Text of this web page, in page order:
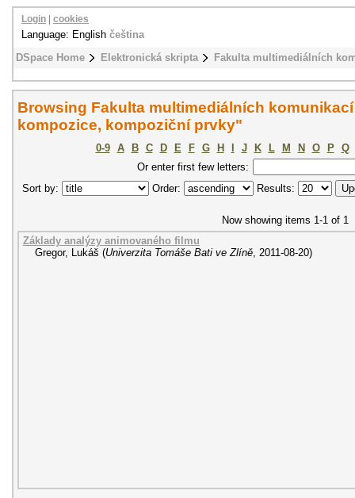
DSpace Home Elektronická skripta Fakulta multimediálních
Login cookies
Language: English čeština
Browsing Fakulta multimediálních
kompozice, kompoziční prvky"
0-9 A B C D E F G H J K L M N O P
Q
Or enter first few letters:
Sort by:
Order: Results:
Now showing items 1-1 of 1
Základy analýzy animovaného filmu
Gregor, Lukáš (Univerzita Tomáše Bati ve Zlíně, 2011-08-20)